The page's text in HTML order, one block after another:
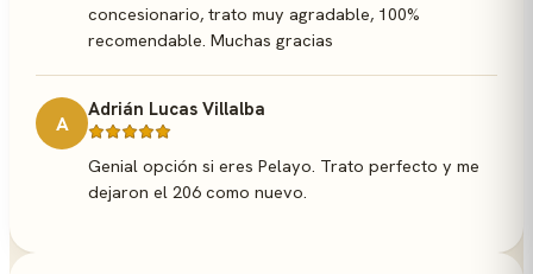
concesionario, trato muy agradable, 100%
recomendable. Muchas gracias
A
Adrián Lucas Villalba
Genial opción si eres Pelayo. Trato perfecto y me
dejaron el 206 como nuevo.